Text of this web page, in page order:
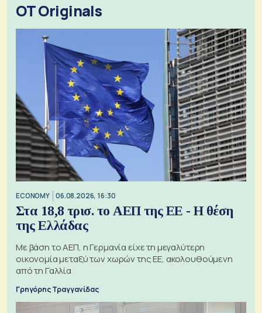
OT Originals
ECONOMY 06.08.2026, 16:30
Στα 18,8 τρισ. το ΑΕΠ της ΕΕ - Η θέση
της Ελλάδας
Με βάση το ΑΕΠ, η Γερμανία είχε τη μεγαλύτερη
οικονομία μεταξύ των χωρών της ΕΕ, ακολουθούμενη
από τη Γαλλία
Γρηγόρης Τραγγανίδας